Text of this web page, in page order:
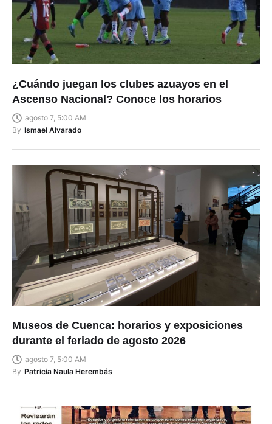
¿Cuándo juegan los clubes azuayos en el
Ascenso Nacional? Conoce los horarios
agosto 7, 5:00 AM
By Ismael Alvarado
Museos de Cuenca: horarios y exposiciones
durante el feriado de agosto 2026
agosto 7, 5:00 AM
By Patricia Naula Herembás